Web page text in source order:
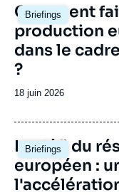
Briefings
Image
principale
Comment
production
dans le
?
Date
publication
18 juin 2026
Briefings
Image
principale
Le défi du
européen :